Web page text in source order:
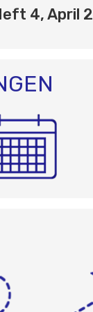
4, April